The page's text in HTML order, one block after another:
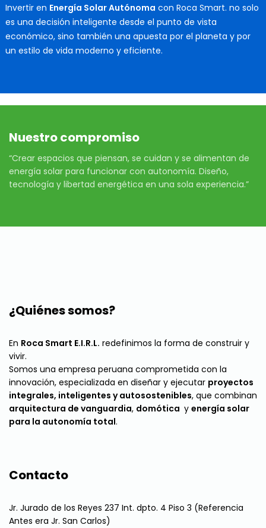
Invertir en Energía Solar Autónoma con Roca Smart. no solo
es una decisión inteligente desde el punto de vista
económico, sino también una apuesta por el planeta y por
un estilo de vida moderno y eficiente.
Nuestro compromiso
“Crear espacios que piensan, se cuidan y se alimentan de
energía solar para funcionar con autonomía. Diseño,
tecnología y libertad energética en una sola experiencia.”
¿Quiénes somos?
En Roca Smart E.I.R.L. redefinimos la forma de construir y
vivir.
Somos una empresa peruana comprometida con la
innovación, especializada en diseñar y ejecutar proyectos
integrales, inteligentes y autosostenibles, que combinan
arquitectura de vanguardia, domótica y energía solar
para la autonomía total.
Contacto
Jr. Jurado de los Reyes 237 Int. dpto. 4 Piso 3 (Referencia
Antes era Jr. San Carlos)